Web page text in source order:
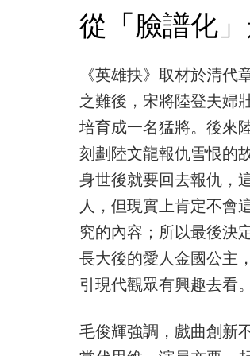
從「臉譜化」
《英雄抉》取材於清
之難後，宋將陸登夫婦
培育成一名猛將。後來
刻劃陸文龍報仇雪恨的
身世後就要回去報仇，
人，但現實上肯定不會
究的內容；所以最後決
長大後的愛人金國公主
引現代觀眾有興趣去看。
毛俊輝強調，戲曲創新